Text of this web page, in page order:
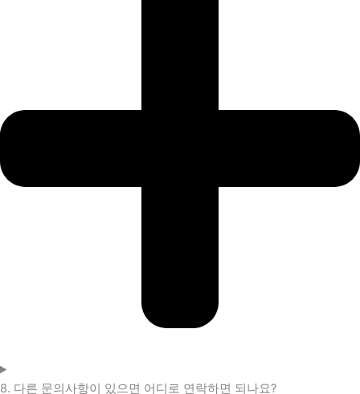
8. 다른 문의사항이 있으면 어디로 연락하면 되나요?